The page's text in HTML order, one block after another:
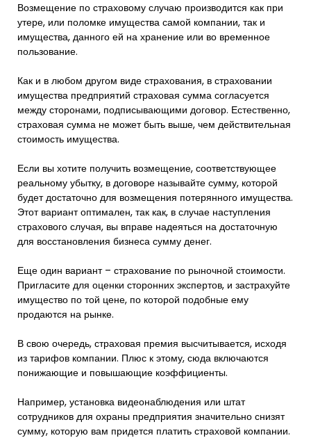
Возмещение по страховому случаю производится как при
утере, или поломке имущества самой компании, так и
имущества, данного ей на хранение или во временное
пользование.
Как и в любом другом виде страхования, в страховании
имущества предприятий страховая сумма согласуется
между сторонами, подписывающими договор. Естественно,
страховая сумма не может быть выше, чем действительная
стоимость имущества.
Если вы хотите получить возмещение, соответствующее
реальному убытку, в договоре называйте сумму, которой
будет достаточно для возмещения потерянного имущества.
Этот вариант оптимален, так как, в случае наступления
страхового случая, вы вправе надеяться на достаточную
для восстановления бизнеса сумму денег.
Еще один вариант – страхование по рыночной стоимости.
Пригласите для оценки сторонних экспертов, и застрахуйте
имущество по той цене, по которой подобные ему
продаются на рынке.
В свою очередь, страховая премия высчитывается, исходя
из тарифов компании. Плюс к этому, сюда включаются
понижающие и повышающие коэффициенты.
Например, установка видеонаблюдения или штат
сотрудников для охраны предприятия значительно снизят
сумму, которую вам придется платить страховой компании.